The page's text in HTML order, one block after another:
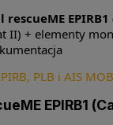
rescueME EPIRB1
II) + elementy
PLB i AIS MOB
EPIRB1